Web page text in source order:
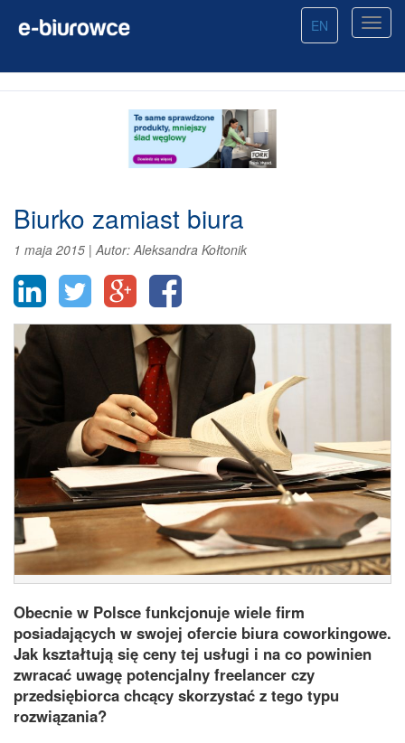
EN
Biurko zamiast biura
1 maja 2015 |Autor:Aleksandra Kołtonik
Obecnie w Polsce funkcjonuje wiele firm
posiadających w swojej ofercie biura coworkingowe.
Jak kształtują się ceny tej usługi i na co powinien
zwracać uwagę potencjalny freelancer czy
przedsiębiorca chcący skorzystać z tego typu
rozwiązania?